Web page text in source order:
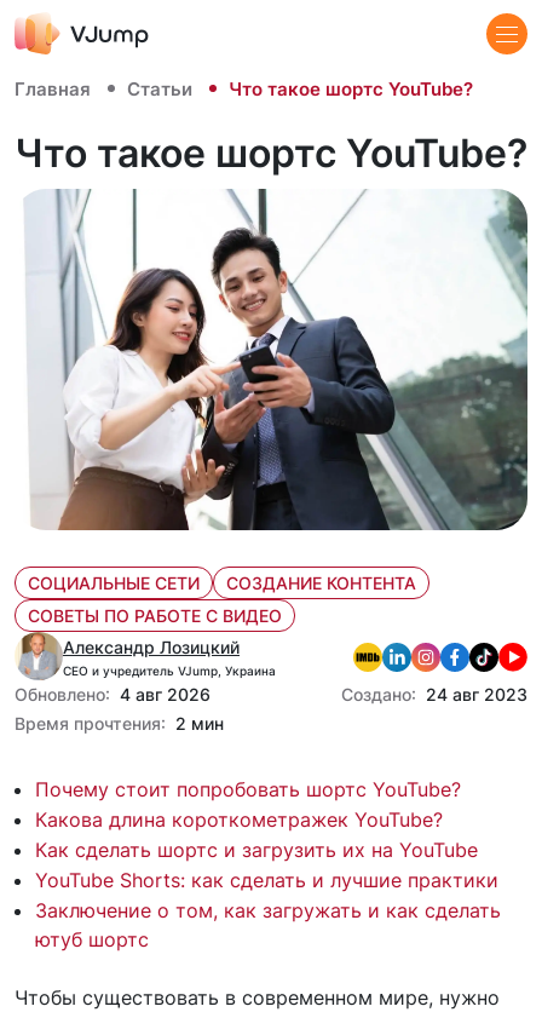
Главная Статьи Что такое шортс YouTube?
Что такое шортс YouTube?
СОЦИАЛЬНЫЕ СЕТИ
СОЗДАНИЕ КОНТЕНТА
СОВЕТЫ ПО РАБОТЕ С ВИДЕО
Александр Лозицкий
CEO и учредитель VJump, Украина
Обновлено: 4 авг 2026 Создано: 24 авг 2023
Время прочтения: 2 мин
Почему стоит попробовать шортс YouTube?
Какова длина короткометражек YouTube?
Как сделать шортс и загрузить их на YouTube
YouTube Shorts: как сделать и лучшие практики
Заключение о том, как загружать и как сделать
ютуб шортс
Чтобы существовать в современном мире, нужно